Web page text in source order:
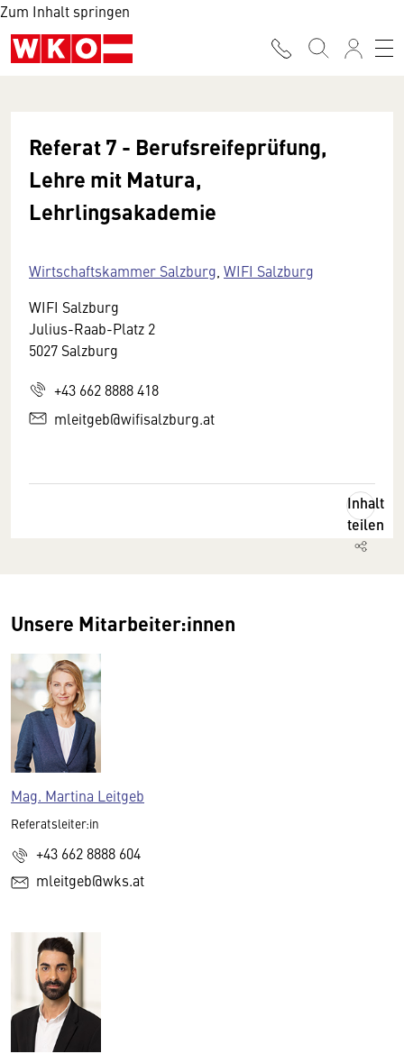
Zum Inhalt springen
Referat 7 - Berufsreifeprüfung,
Lehre mit Matura,
Lehrlingsakademie
Wirtschaftskammer Salzburg WIFI Salzburg
WIFI Salzburg
Julius-Raab-Platz 2
5027 Salzburg
+43 662 8888 418
mleitgeb@wifisalzburg.at
Inhalt
teilen
Unsere Mitarbeiter:innen
Mag. Martina Leitgeb
Referatsleiter:in
+43 662 8888 604
mleitgeb@wks.at